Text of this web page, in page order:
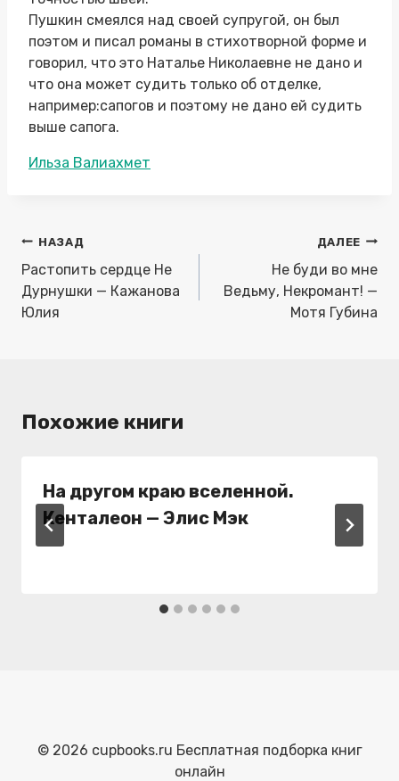
Пушкин смеялся над своей супругой, он был
поэтом и писал романы в стихотворной форме и
говорил, что это Наталье Николаевне не дано и
что она может судить только об отделке,
например:сапогов и поэтому не дано ей судить
выше сапога.
Метки
Ильза Валиахмет
Навигация
по
записям
НАЗАД
Растопить сердце Не
Дурнушки — Кажанова
Юлия
ДАЛЕЕ
Не буди во мне
Ведьму, Некромант! —
Мотя Губина
Похожие книги
На другом краю вселенной.
Кенталеон — Элис Мэк
© 2026 cupbooks.ru Бесплатная подборка книг
онлайн